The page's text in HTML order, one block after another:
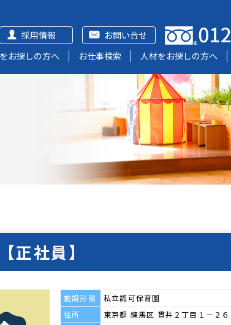
お問い合せ
採用情報
お探しの方へ
お仕事検索 人材をお探しの方へ
正社員】
施設形態
私立認可保育園
住所
東京都 練馬区 貫井２丁目１－２６